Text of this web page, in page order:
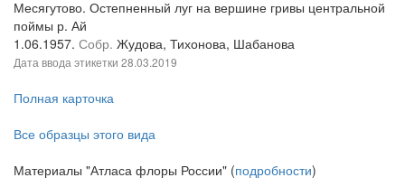
Месягутово. Остепненный луг на вершине гривы центральной
поймы р. Ай
1.06.1957. Собр. Жудова, Тихонова, Шабанова
Дата ввода этикетки 28.03.2019
Полная карточка
Все образцы этого вида
Материалы "Атласа флоры России" (подробности)